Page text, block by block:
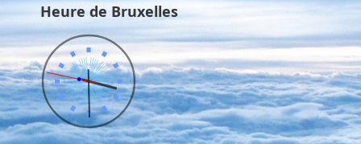
Heure de Bruxelles